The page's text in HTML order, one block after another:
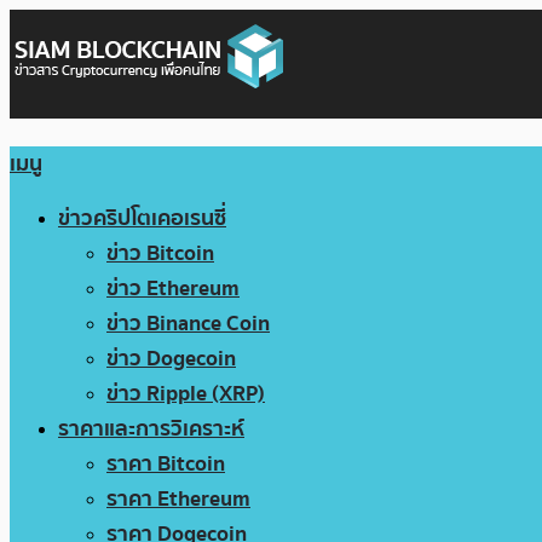
เมนู
ข่าวคริปโตเคอเรนซี่
ข่าว Bitcoin
ข่าว Ethereum
ข่าว Binance Coin
ข่าว Dogecoin
ข่าว Ripple (XRP)
ราคาและการวิเคราะห์
ราคา Bitcoin
ราคา Ethereum
ราคา Dogecoin